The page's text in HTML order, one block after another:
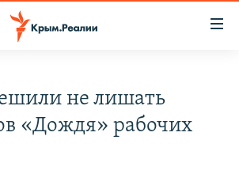
не лишать
«Дождя» рабочих